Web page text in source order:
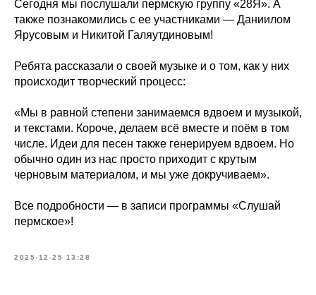
Сегодня мы послушали пермскую группу «28Я». А
также познакомились с ее участниками — Даниилом
Ярусовым и Никитой Галяутдиновым!
Ребята рассказали о своей музыке и о том, как у них
происходит творческий процесс:
«Мы в равной степени занимаемся вдвоем и музыкой,
и текстами. Короче, делаем всё вместе и поём в том
числе. Идеи для песен также генерируем вдвоем. Но
обычно один из нас просто приходит с крутым
черновым материалом, и мы уже докручиваем».
Все подробности — в записи программы «Слушай
пермское»!
2025-12-25 13:28